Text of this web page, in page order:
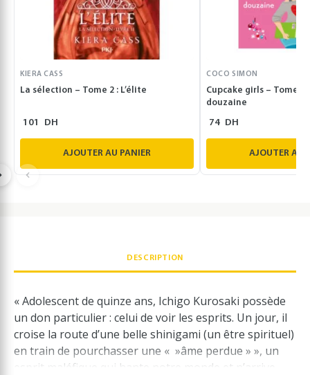
KIERA CASS
La sélection – Tome 2 : L’élite
101 DH
AJOUTER AU PANIER
COCO SIMON
Cupcake girls – Tome 6
douzaine
74 DH
AJOUTER AU
DESCRIPTION
« Adolescent de quinze ans, Ichigo Kurosaki possède
un don particulier : celui de voir les esprits. Un jour, il
croise la route d’une belle shinigami (un être spirituel)
en train de pourchasser une « »âme perdue » », un
esprit maléfique qui hante notre monde et n’arrive